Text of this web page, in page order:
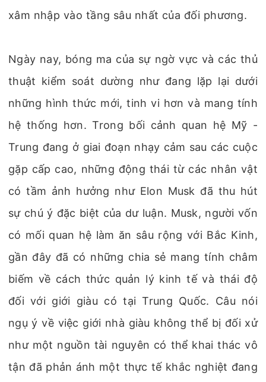
xâm nhập vào tầng sâu nhất của đối phương.
Ngày nay, bóng ma của sự ngờ vực và các thủ
thuật kiểm soát dường như đang lặp lại dưới
những hình thức mới, tinh vi hơn và mang tính
hệ thống hơn. Trong bối cảnh quan hệ Mỹ -
Trung đang ở giai đoạn nhạy cảm sau các cuộc
gặp cấp cao, những động thái từ các nhân vật
có tầm ảnh hưởng như Elon Musk đã thu hút
sự chú ý đặc biệt của dư luận. Musk, người vốn
có mối quan hệ làm ăn sâu rộng với Bắc Kinh,
gần đây đã có những chia sẻ mang tính châm
biếm về cách thức quản lý kinh tế và thái độ
đối với giới giàu có tại Trung Quốc. Câu nói
ngụ ý về việc giới nhà giàu không thể bị đối xử
như một nguồn tài nguyên có thể khai thác vô
tận đã phản ánh một thực tế khắc nghiệt đang